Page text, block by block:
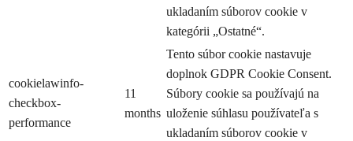
ukladaním súborov cookie v
kategórii „Ostatné“.
cookielawinfo-
checkbox-
performance
11
months
Tento súbor cookie nastavuje
doplnok GDPR Cookie Consent.
Súbory cookie sa používajú na
uloženie súhlasu používateľa s
ukladaním súborov cookie v